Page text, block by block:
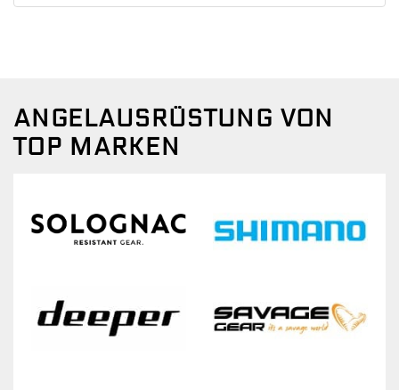
ANGELAUSRÜSTUNG VON
TOP MARKEN